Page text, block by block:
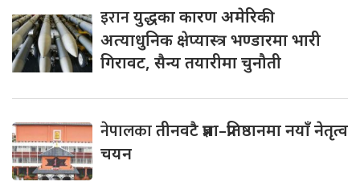
इरानयुद्धका कारण अमेरिकी
अत्याधुनिक क्षेप्यास्त्र भण्डारमा भारी
गिरावट, सैन्य तयारीमा चुनौती
नेपालकातीनवटै प्रज्ञा–प्रतिष्ठानमा नयाँ नेतृत्व
चयन